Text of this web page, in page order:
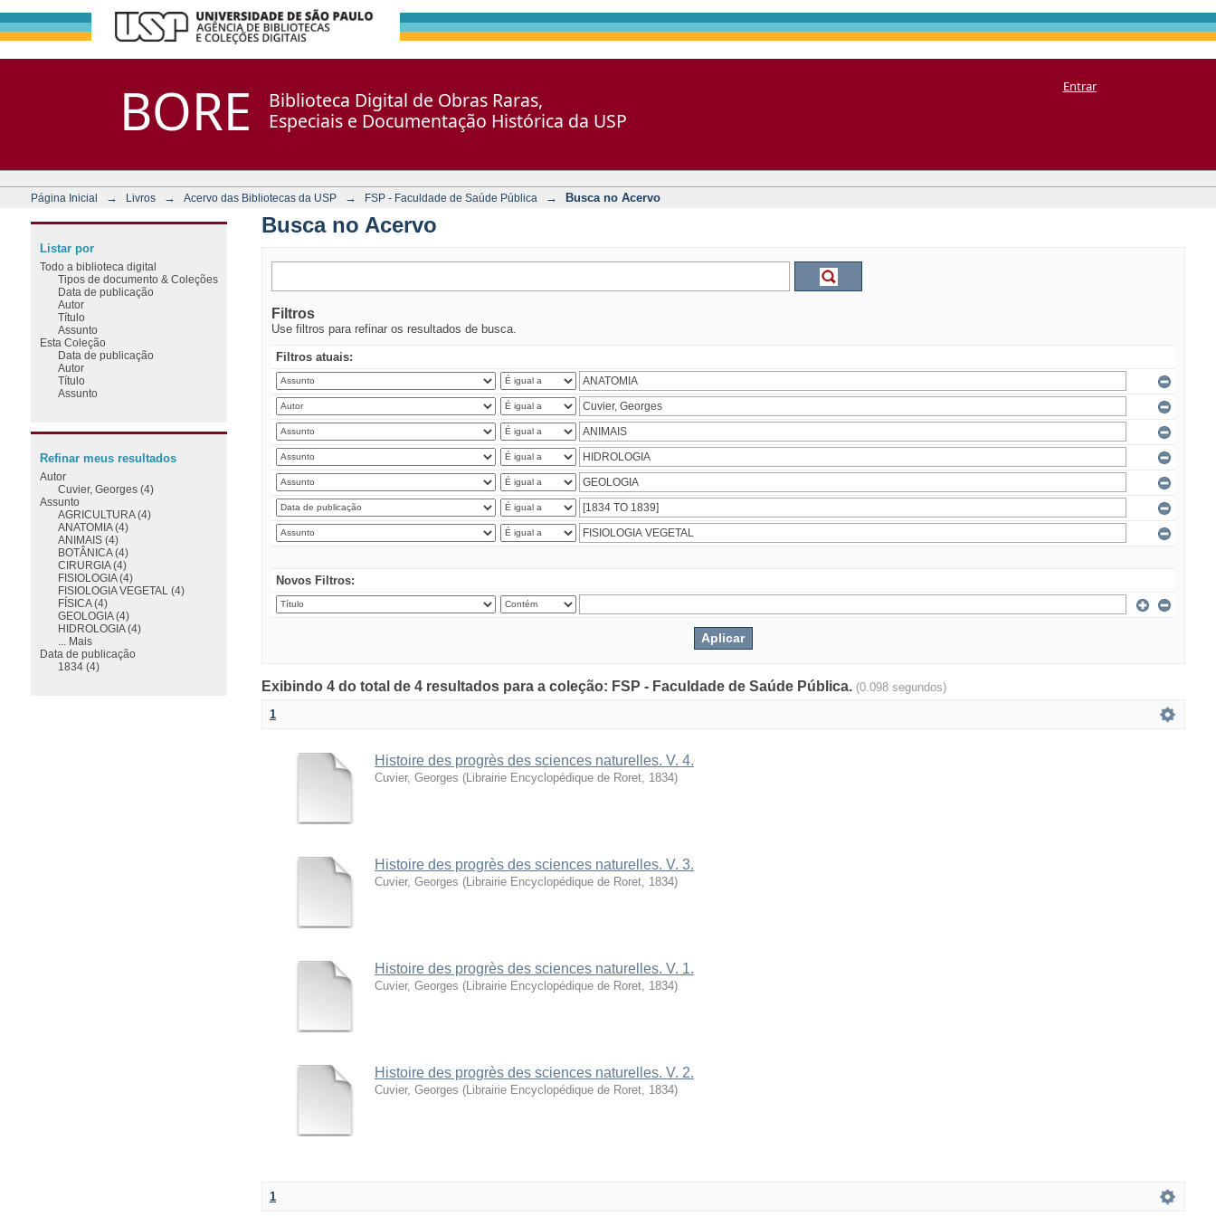
BORE
Biblioteca Digital de Obras Raras,
Especiais e Documentação Histórica da USP
Entrar
Página Inicial → Livros → Acervo das Bibliotecas da USP → FSP - Faculdade de Saúde Pública → Busca no Acervo
Busca no Acervo
Filtros
Use filtros para refinar os resultados de busca.
Filtros atuais:
Novos Filtros:
Exibindo 4 do total de 4 resultados para a coleção: FSP - Faculdade de Saúde Pública. (0.098 segundos)
1
Histoire des progrès des sciences naturelles. V. 4.
Cuvier, Georges (Librairie Encyclopédique de Roret, 1834)
Histoire des progrès des sciences naturelles. V. 3.
Cuvier, Georges (Librairie Encyclopédique de Roret, 1834)
Histoire des progrès des sciences naturelles. V. 1.
Cuvier, Georges (Librairie Encyclopédique de Roret, 1834)
Histoire des progrès des sciences naturelles. V. 2.
Cuvier, Georges (Librairie Encyclopédique de Roret, 1834)
1
Listar por
Todo a biblioteca digital
Tipos de documento & Coleções
Data de publicação
Autor
Título
Assunto
Esta Coleção
Data de publicação
Autor
Título
Assunto
Refinar meus resultados
Autor
Cuvier, Georges (4)
Assunto
AGRICULTURA (4)
ANATOMIA (4)
ANIMAIS (4)
BOTÂNICA (4)
CIRURGIA (4)
FISIOLOGIA (4)
FISIOLOGIA VEGETAL (4)
FÍSICA (4)
GEOLOGIA (4)
HIDROLOGIA (4)
... Mais
Data de publicação
1834 (4)